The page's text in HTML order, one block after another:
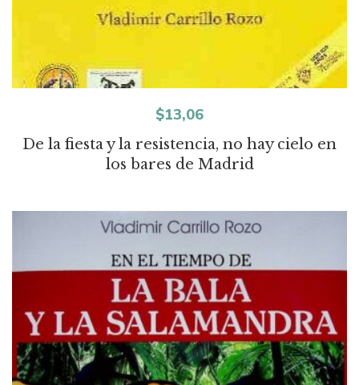
De la fiesta y la resistencia, no hay cielo en
los bares de Madrid
$13,06